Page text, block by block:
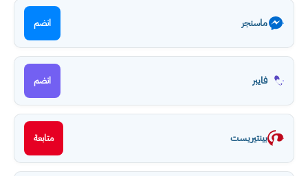
ماسنجر انضم
فايبر انضم
بينتيريست متابعة